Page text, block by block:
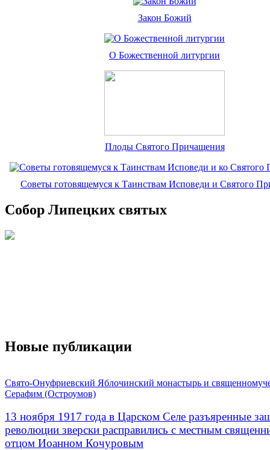
Закон Божий
О Божественной литургии
Плоды Святого Причащения
Советы готовящемуся к Таинствам Исповеди и Святого
Собор Липецких святых
Новые публикации
Свято-Онуфриевский Яблочинский монастырь и
Серафим (Остроумов)
13 ноября 1917 года в Царском Селе разъяренные
революции зверски расправились с местным
отцом Иоанном Кочуровым